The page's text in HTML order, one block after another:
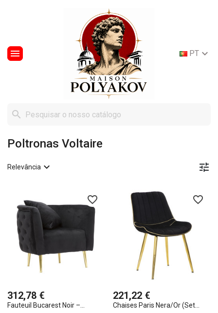
 PT 

Poltronas Voltaire

Relevância 
favorite_border
312,78 €
Fauteuil Bucarest Noir –...
favorite_border
221,22 €
Chaises Paris Nera/Or (set...